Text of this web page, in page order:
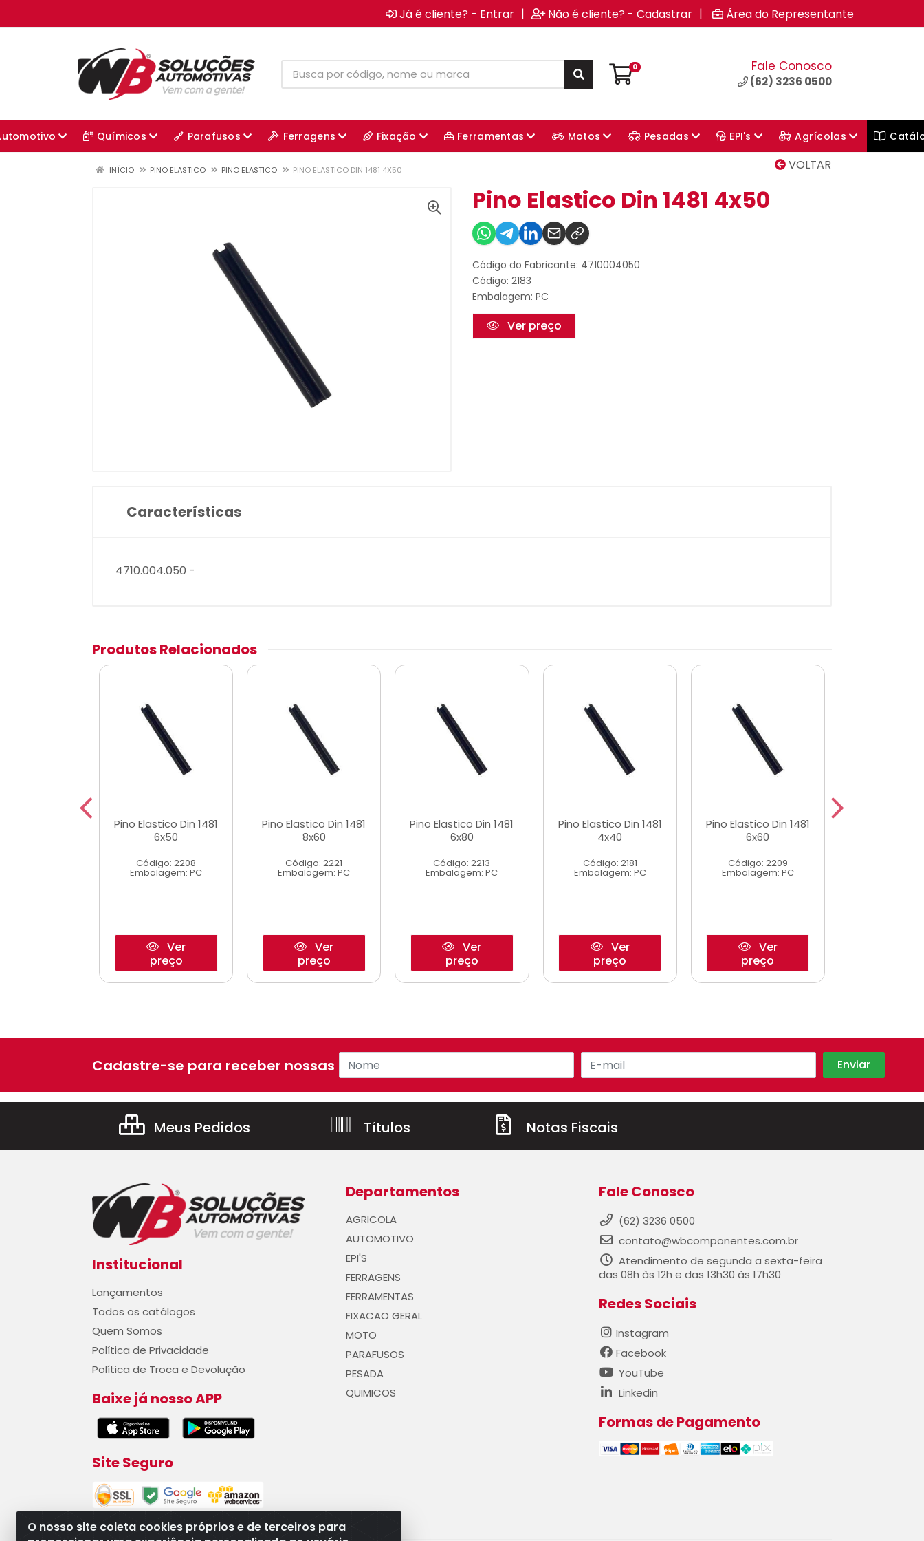
Já é cliente? - Entrar | Não é cliente? - Cadastrar | Área do Representante
0 Fale Conosco
(62) 3236 0500
Químicos Parafusos Ferragens Fixação Ferramentas Motos Pesadas EPI's Agrícolas
VOLTAR
INÍCIO PINO ELASTICO PINO ELASTICO PINO ELASTICO DIN 1481 4X50
Pino Elastico Din 1481 4x50
Código do Fabricante: 4710004050
Código: 2183
Embalagem: PC
Ver preço
Características
4710.004.050 -
Produtos Relacionados
Pino Elastico Din 1481
6x50
Código: 2208
Embalagem: PC
Ver
preço
Pino Elastico Din 1481
8x60
Código: 2221
Embalagem: PC
Ver
preço
Pino Elastico Din 1481
6x80
Código: 2213
Embalagem: PC
Ver
preço
Pino Elastico Din 1481
4x40
Código: 2181
Embalagem: PC
Ver
preço
Pino Elastico Din 1481
6x60
Código: 2209
Embalagem: PC
Ver
preço
O nosso site coleta cookies próprios e de terceiros para
Cadastre-se para receber nossas ofertas!
Meus Pedidos Títulos Notas Fiscais
Institucional
Lançamentos
Todos os catálogos
Quem Somos
Política de Privacidade
Política de Troca e Devolução
Baixe já nosso APP
Site Seguro
Departamentos
AGRICOLA
AUTOMOTIVO
EPI'S
FERRAGENS
FERRAMENTAS
FIXACAO GERAL
MOTO
PARAFUSOS
PESADA
QUIMICOS
Fale Conosco
(62) 3236 0500
contato@wbcomponentes.com.br
Atendimento de segunda a sexta-feira
das 08h às 12h e das 13h30 às 17h30
Redes Sociais
Instagram
Facebook
YouTube
Linkedin
Formas de Pagamento